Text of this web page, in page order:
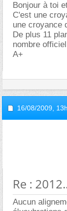
Bonjour à toi
C'est une
une croyance
De plus 11
nombre
A+
16/08/2009,
Re :
Aucun